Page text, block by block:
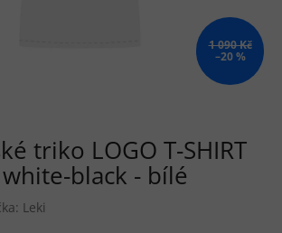
1 090 Kč
–20 %
triko LOGO T-SHIRT
white-black - bílé
Leki